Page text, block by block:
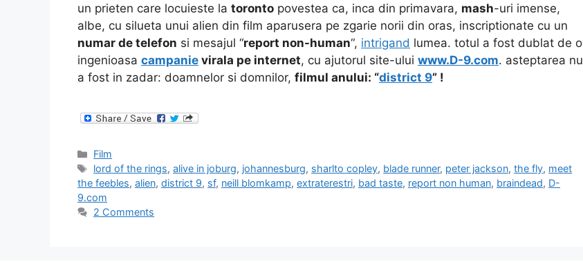
un prieten care locuieste la toronto povestea ca, inca din primavara, mash-uri imense,
albe, cu silueta unui alien din film aparusera pe zgarie norii din oras, inscriptionate cu un
numar de telefon si mesajul “report non-human“, intrigand lumea. totul a fost dublat de o
ingenioasa campanie virala pe internet, cu ajutorul site-ului www.D-9.com. asteptarea nu
a fost in zadar: doamnelor si domnilor, filmul anului: “district 9” !
Categories
Film
Tags
lord of the rings,alive in joburg, johannesburg, sharlto copley, blade runner, peter jackson,the fly, meet
the feebles, alien, district 9, sf, neill blomkamp, extraterestri, bad taste, report non human, braindead, D-
9.com
2 Comments